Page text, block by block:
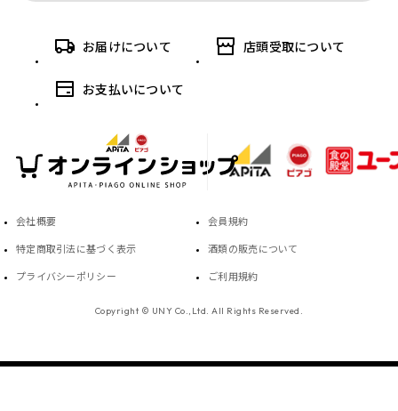
お届けについて 店頭受取について
お支払いについて
会社概要 会員規約
特定商取引法に基づく表示 酒類の販売について
プライバシーポリシー ご利用規約
Copyright © UNY Co.,Ltd. All Rights Reserved.